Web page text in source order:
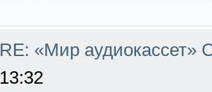
RE: «Мир аудиокассет»
13:32